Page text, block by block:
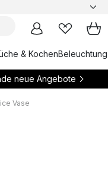
& KochenBeleuchtung
neue Angebote
Vase